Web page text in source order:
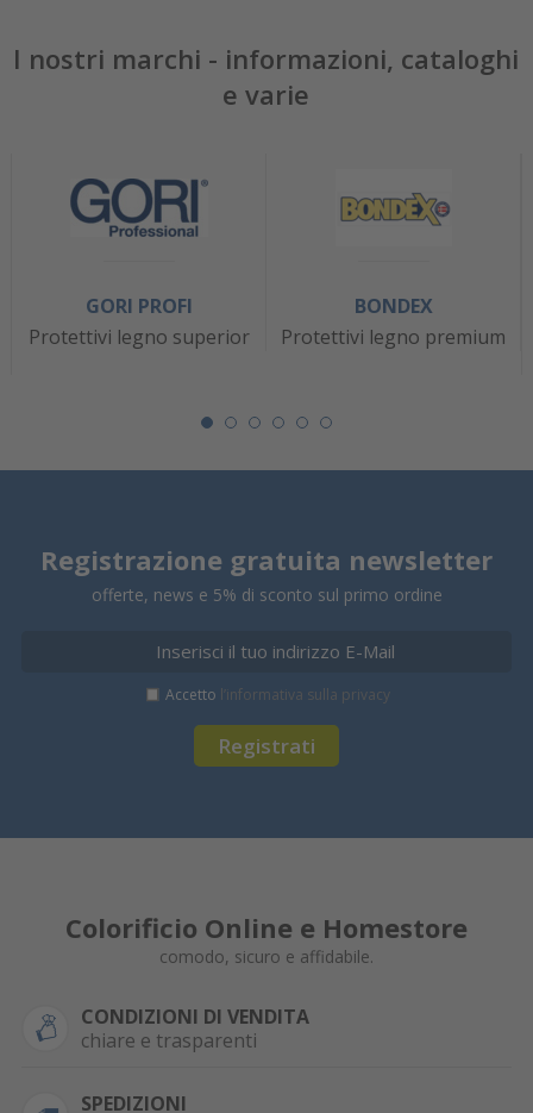
I nostri marchi - informazioni, cataloghi
e varie
GORI PROFI
Protettivi legno superior
BONDEX
Protettivi legno premium
Registrazione gratuita newsletter
offerte, news e 5% di sconto sul primo ordine
Registrati
Accetto l’informativa sulla privacy
Colorificio Online e Homestore
comodo, sicuro e affidabile.
CONDIZIONI DI VENDITA
chiare e trasparenti
SPEDIZIONI